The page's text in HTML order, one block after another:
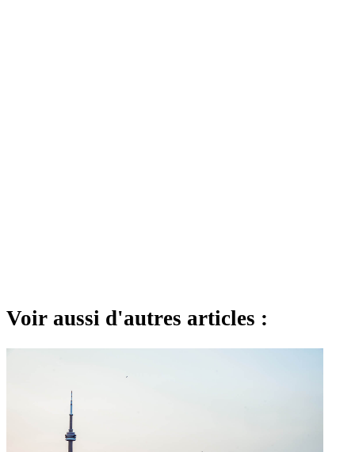
Voir aussi d'autres articles :